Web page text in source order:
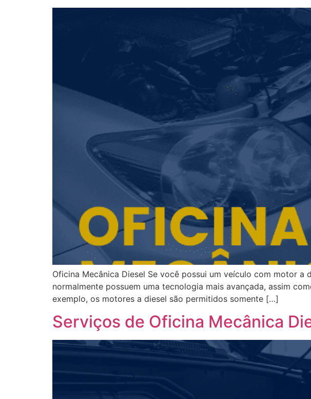
Oficina Mecânica Diesel Se você possui um veículo com motor
normalmente possuem uma tecnologia mais avançada, assim
exemplo, os motores a diesel são permitidos somente […]
Serviços de Oficina Mecânica